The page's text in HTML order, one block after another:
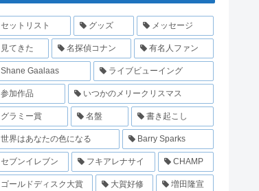
セットリスト グッズ メッセージ
見てきた 名探偵コナン 有名人ファン
Shane Gaalaas ライブビューイング
参加作品 いつかのメリークリスマス
グラミー賞 名盤 書き起こし
世界はあなたの色になる Barry Sparks
セブンイレブン フキアレナサイ CHAMP
ゴールドディスク大賞 大賀好修 増田隆宣